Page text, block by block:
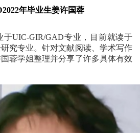
年毕业生姜许国蓉
于UIC-GIR/GAD专业，目前就读于
究专业。针对文献阅读、学术写作
蓉学姐整理并分享了许多具体有效